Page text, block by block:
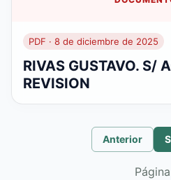
PDF · 8 de diciembre de 2025
RIVAS GUSTAVO. S/
REVISION
Anterior
Página